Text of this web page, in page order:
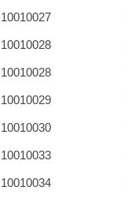
10010027
10010028
10010028
10010029
10010030
10010033
10010034